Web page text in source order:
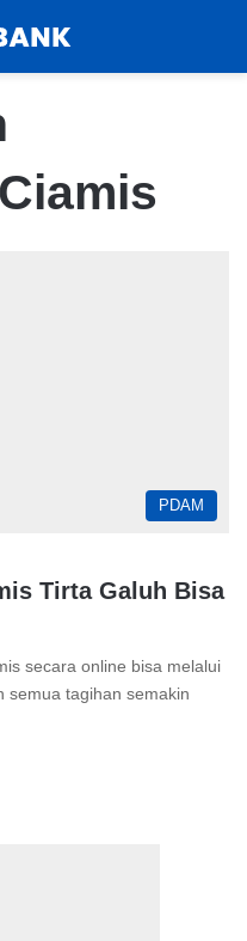
PDAM
Tirta Galuh Bisa
secara online bisa melalui
semua tagihan semakin